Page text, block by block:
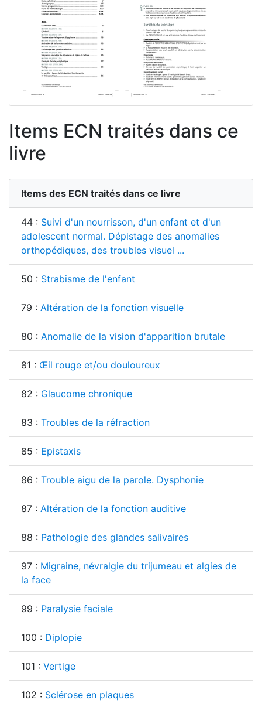
Items ECN traités dans ce
livre
Items des ECN traités dans ce livre
44 : Suivi d'un nourrisson, d'un enfant et d'un
adolescent normal. Dépistage des anomalies
orthopédiques, des troubles visuel ...
50 : Strabisme de l'enfant
79 : Altération de la fonction visuelle
80 : Anomalie de la vision d'apparition brutale
81 : Œil rouge et/ou douloureux
82 : Glaucome chronique
83 : Troubles de la réfraction
85 : Epistaxis
86 : Trouble aigu de la parole. Dysphonie
87 : Altération de la fonction auditive
88 : Pathologie des glandes salivaires
97 : Migraine, névralgie du trijumeau et algies de
la face
99 : Paralysie faciale
100 : Diplopie
101 : Vertige
102 : Sclérose en plaques